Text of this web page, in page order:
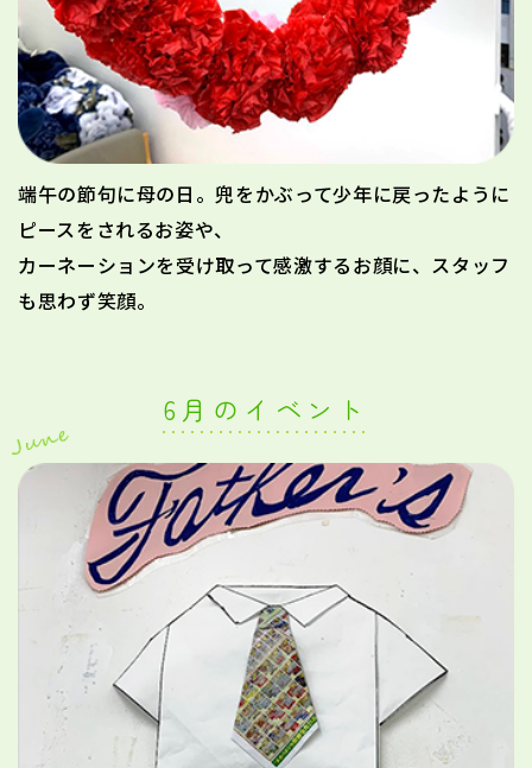
端午の節句に母の日。兜をかぶって少年に戻ったように
ピースをされるお姿や、
カーネーションを受け取って感激するお顔に、スタッフ
も思わず笑顔。
6月のイベント